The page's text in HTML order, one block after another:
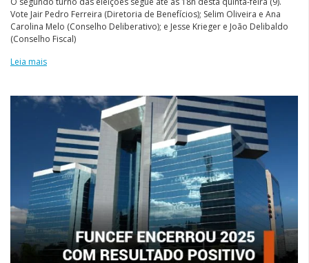
Vote Jair Pedro Ferreira (Diretoria de Benefícios); Selim Oliveira e Ana
Carolina Melo (Conselho Deliberativo); e Jesse Krieger e João Delibaldo
(Conselho Fiscal)
Leia mais